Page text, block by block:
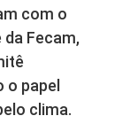
com o
Fecam,
o papel
clima.